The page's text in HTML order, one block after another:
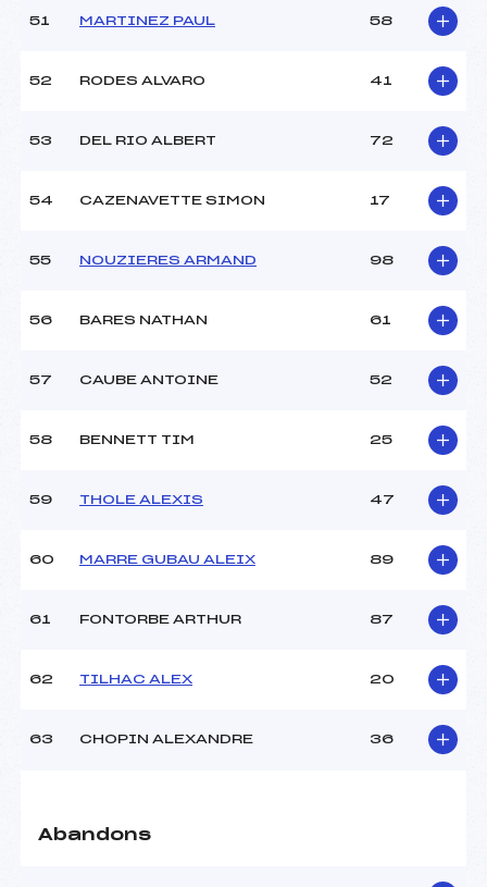
51 MARTINEZ PAUL 58
52 RODES ALVARO 41
53 DEL RIO ALBERT 72
54 CAZENAVETTE SIMON 17
55 NOUZIERES ARMAND 98
56 BARES NATHAN 61
57 CAUBE ANTOINE 52
58 BENNETT TIM 25
59 THOLE ALEXIS 47
60 MARRE GUBAU ALEIX 89
61 FONTORBE ARTHUR 87
62 TILHAC ALEX 20
63 CHOPIN ALEXANDRE 36
Abandons